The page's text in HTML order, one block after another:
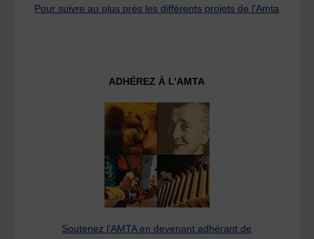
Pour suivre au plus près les différents projets de l’Amta
ADHÉREZ À L’AMTA
Soutenez l'AMTA en devenant adhérant de